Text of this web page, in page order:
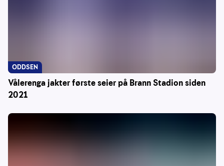
Vålerenga jakter første seier på Brann Stadion siden
2021
ODDSEN